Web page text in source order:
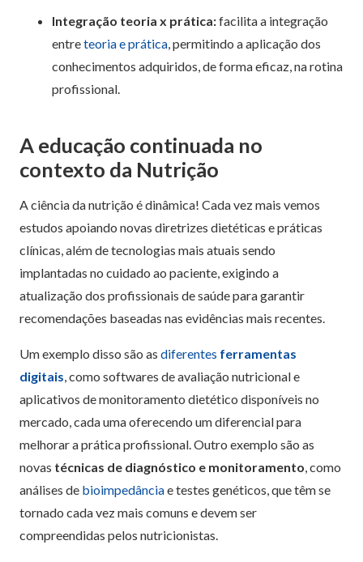
Integração teoria x prática:facilita a integração
entreteoria e prática, permitindo a aplicação dos
conhecimentos adquiridos, de forma eficaz, na rotina
profissional.
A educação continuada no
contexto da Nutrição
A ciência da nutrição é dinâmica! Cada vez mais vemos
estudos apoiando novas diretrizes dietéticas e práticas
clínicas, além de tecnologias mais atuais sendo
implantadas no cuidado ao paciente, exigindo a
atualização dos profissionais de saúde para garantir
recomendações baseadas nas evidências mais recentes.
Um exemplo disso são as diferentes ferramentas
digitais, como softwares de avaliação nutricional e
aplicativos de monitoramento dietético disponíveis no
mercado, cada uma oferecendo um diferencial para
melhorar a prática profissional. Outro exemplo são as
novas técnicas de diagnóstico e monitoramento, como
análises de bioimpedânciae testes genéticos, que têm se
tornado cada vez mais comuns e devem ser
compreendidas pelos nutricionistas.